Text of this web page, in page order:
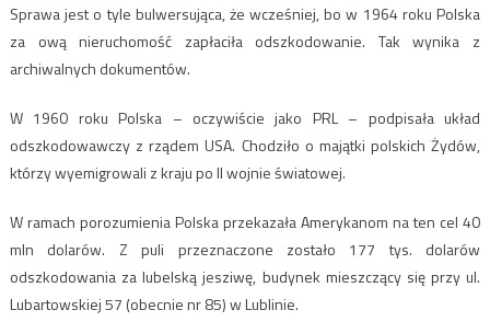
Sprawa jest o tyle bulwersująca, że wcześniej, bo w 1964 roku Polska
za ową nieruchomość zapłaciła odszkodowanie. Tak wynika z
archiwalnych dokumentów.
W 1960 roku Polska – oczywiście jako PRL – podpisała układ
odszkodowawczy z rządem USA. Chodziło o majątki polskich Żydów,
którzy wyemigrowali z kraju po II wojnie światowej.
W ramach porozumienia Polska przekazała Amerykanom na ten cel 40
mln dolarów. Z puli przeznaczone zostało 177 tys. dolarów
odszkodowania za lubelską jesziwę, budynek mieszczący się przy ul.
Lubartowskiej 57 (obecnie nr 85) w Lublinie.